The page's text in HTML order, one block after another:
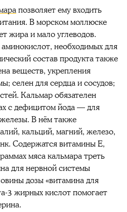
позволяет ему входить
В морском моллюске
жира и мало углеводов.
аминокислот, необходимых для
состав продукта также
веществ, укрепления
селен для сердца и сосудов;
Кальмар обязателен
с дефицитом йода — для
. В нём также
кальций, магний, железо,
Содержатся витамины Е,
мяса кальмаратреть
длянервной системы
дозы «витамина для
3 жирных кислотпомогает